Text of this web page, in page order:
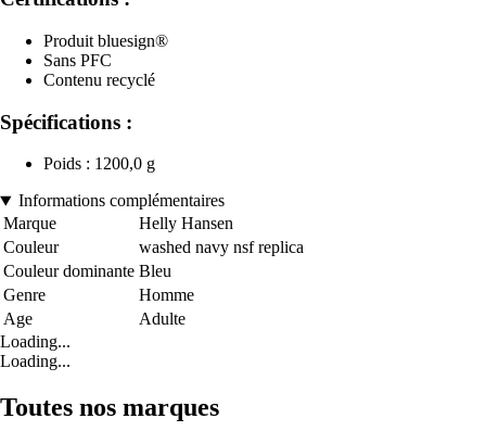
Produit bluesign®
Sans PFC
Contenu recyclé
Spécifications :
Poids : 1200,0 g
Informations complémentaires
Marque
Helly Hansen
Couleur
washed navy nsf replica
Couleur dominante Bleu
Genre
Homme
Age
Adulte
Loading...
Loading...
Toutes nos marques